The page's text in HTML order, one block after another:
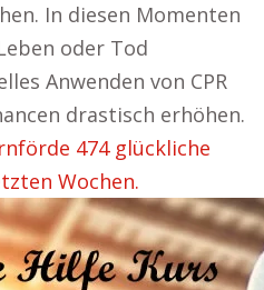
In diesen Momenten
oder Tod
Anwenden von CPR
drastisch erhöhen.
474 glückliche
Wochen.